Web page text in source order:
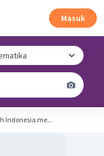
Masuk
Indonesia me...